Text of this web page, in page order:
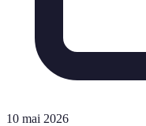
10 mai 2026